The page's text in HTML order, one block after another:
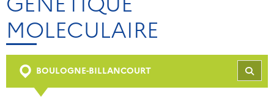
MOLECULAIRE
BOULOGNE-BILLANCOURT